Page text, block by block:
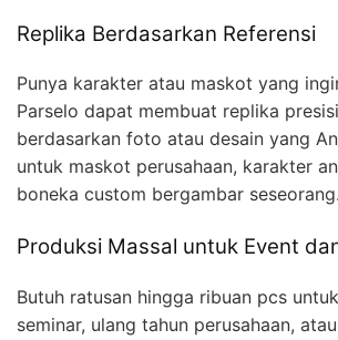
Replika Berdasarkan Referensi
Punya karakter atau maskot yang
Parselo dapat membuat replika
berdasarkan foto atau desain yang
untuk maskot perusahaan, karakter
boneka custom bergambar seseorang.
Produksi Massal untuk Event
Butuh ratusan hingga ribuan pcs
seminar, ulang tahun perusahaan,